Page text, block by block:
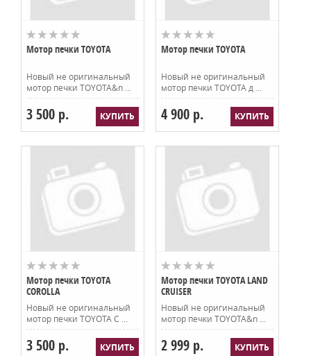
Мотор печки TOYOTA
Новый не оригинальный
мотор печки TOYOTA&n ...
3 500 р.
Мотор печки TOYOTA
Новый не оригинальный
мотор печки TOYOTA д ...
4 900 р.
Мотор печки TOYOTA
COROLLA
Новый не оригинальный
мотор печки TOYOTA C ...
3 500 р.
Мотор печки TOYOTA LAND
CRUISER
Новый не оригинальный
мотор печки TOYOTA&n ...
2 999 р.